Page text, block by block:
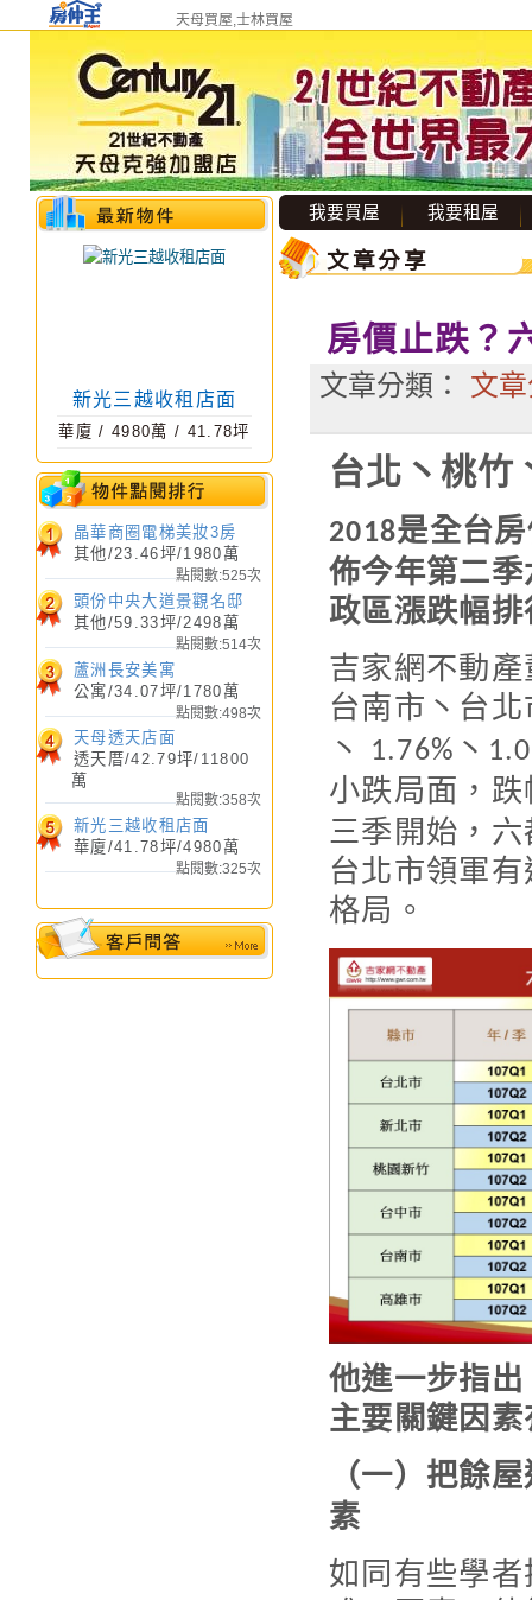
天母買屋,士林買屋
天母透天店面
透天厝/ 11800萬 /
42.79坪
捷運永安市場電梯美
萬 /30.81坪
晶華商圈電梯美妝3房
其他/23.46坪/1980萬
點閱數:525次
頭份中央大道景觀名邸
其他/59.33坪/2498萬
點閱數:514次
蘆洲長安美寓
公寓/34.07坪/1780萬
點閱數:498次
天母透天店面
透天厝/42.79坪/11800
萬
點閱數:358次
新光三越收租店面
華廈/41.78坪/4980萬
點閱數:325次
我要買屋 我要租屋
文章分享
房價止跌？
文章分類： 文
台北丶桃竹
2018是全台
佈今年第二
政區漲跌幅
吉家網不動
台南市丶台
丶
1.76% 丶
小跌局面，
三季開始，
台北市領軍
格局。
他進一步指
主要關鍵因
（一）把餘
素
如同有些學